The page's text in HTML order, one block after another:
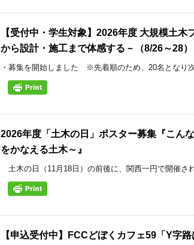
【受付中・学生対象】2026年度 大規模土木
から設計・施工まで体感する－（8/26～28）
・募集を開始しました ※先着順のため、20名となり
2026年度「土木の日」ポスター募集『こん
をかなえる土木～』
土木の日（11月18日）の前後に、関西一円で開催さ
【申込受付中】FCCどぼくカフェ59「Y字